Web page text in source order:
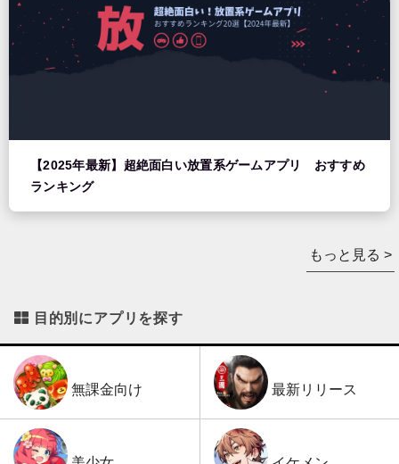
【2025年最新】超絶面白い放置系ゲームアプリ おすすめ
ランキング
もっと見る >
目的別にアプリを探す
無課金向け 最新リリース